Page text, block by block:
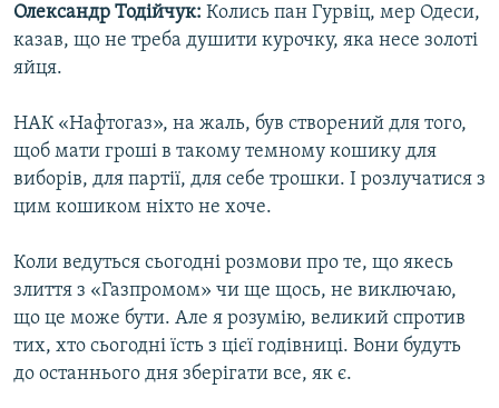
Олександр Тодійчук: Колись пан Гурвіц, мер Одеси,
казав, що не треба душити курочку, яка несе золоті
яйця.
НАК «Нафтогаз», на жаль, був створений для того,
щоб мати гроші в такому темному кошику для
виборів, для партії, для себе трошки. І розлучатися з
цим кошиком ніхто не хоче.
Коли ведуться сьогодні розмови про те, що якесь
злиття з «Газпромом» чи ще щось, не виключаю,
що це може бути. Але я розумію, великий спротив
тих, хто сьогодні їсть з цієї годівниці. Вони будуть
до останнього дня зберігати все, як є.